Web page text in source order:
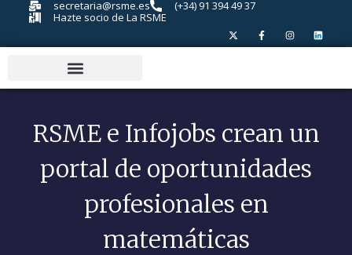
secretaria@rsme.es
(+34) 91 394 49 37
Hazte socio de La RSME
RSME e Infojobs crean un
portal de oportunidades
profesionales en
matemáticas